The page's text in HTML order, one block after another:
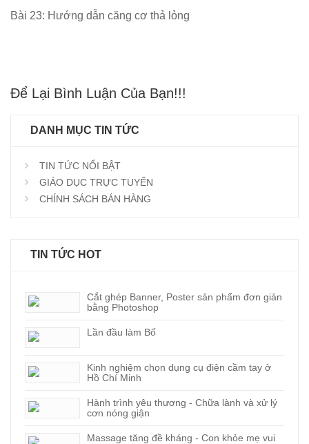
Bài 23: Hướng dẫn căng cơ thả lỏng
Để Lại Bình Luận Của Bạn!!!
DANH MỤC TIN TỨC
TIN TỨC NỔI BẬT
GIÁO DỤC TRỰC TUYẾN
CHÍNH SÁCH BÁN HÀNG
TIN TỨC HOT
Cắt ghép Banner, Poster sản phẩm đơn giản
bằng Photoshop
Lần đầu làm Bố
Kinh nghiệm chọn dụng cụ điện cầm tay ở
Hồ Chí Minh
Hành trình yêu thương - Chữa lành và xử lý
cơn nóng giận
Massage tăng đề kháng - Con khỏe mẹ vui